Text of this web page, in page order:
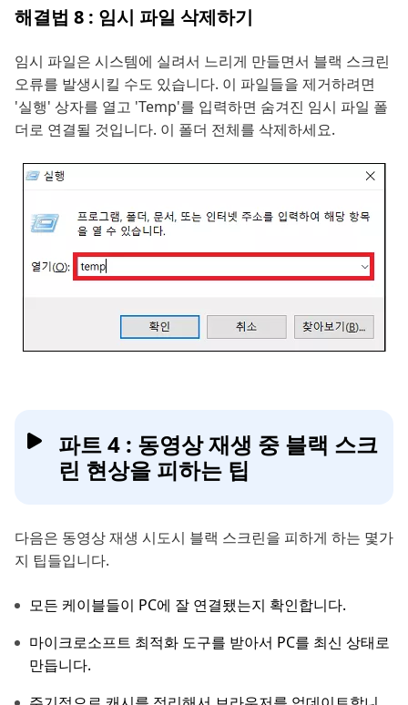
해결법 8 : 임시 파일 삭제하기
임시 파일은 시스템에 실려서 느리게 만들면서 블랙 스크린
오류를 발생시킬 수도 있습니다. 이 파일들을 제거하려면
'실행' 상자를 열고 'Temp'를 입력하면 숨겨진 임시 파일 폴
더로 연결될 것입니다. 이 폴더 전체를 삭제하세요.
파트 4 : 동영상 재생 중 블랙 스크
린 현상을 피하는 팁
다음은 동영상 재생 시도시 블랙 스크린을 피하게 하는 몇가
지 팁들입니다.
모든 케이블들이 PC에 잘 연결됐는지 확인합니다.
마이크로소프트 최적화 도구를 받아서 PC를 최신 상태로
만듭니다.